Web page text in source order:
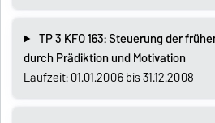
TP 3 KFO 163: Steuerung der
durch Prädiktion und Motivation
Laufzeit: 01.01.2006 bis 31.12.2008